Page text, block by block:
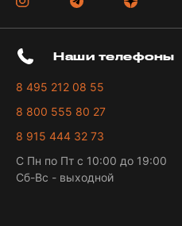
Наши телефоны
8 495 212 08 55
8 800 555 80 27
8 915 444 32 73
С Пн по Пт с 10:00 до 19:00
Сб-Вс - выходной